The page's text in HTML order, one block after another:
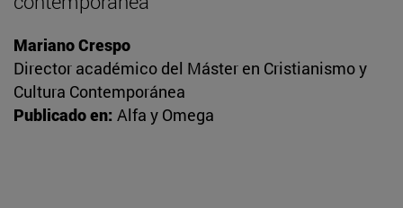
Mariano Crespo
Director académico del Máster en Cristianismo y
Cultura Contemporánea
Publicado en: Alfa y Omega